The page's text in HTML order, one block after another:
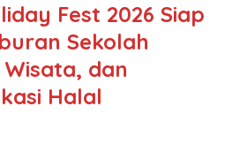
Fest 2026 Siap
Sekolah
dan
Halal